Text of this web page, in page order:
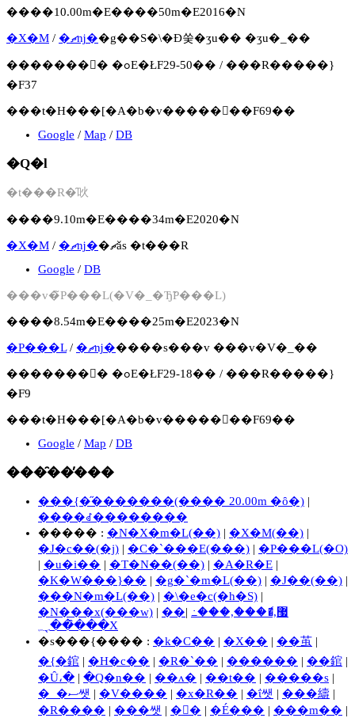
����10.00m�E����50m�E2016�N
�X�M / �ޗǌ��g��S�\�Ð쑺�ʒu�� �ʒu�_��
�������񍐏� �ߋE�ŁF29-50�� / ���R�����}
�F37
���t�H���[�A�b�v�����񍐏��F69��
Google / Map / DB
�Q�l
�t���R�̑吙
����9.10m�E����34m�E2020�N
�X�M / �ޗǌ�
�ޗǎs �t���R
Google / DB
���v�̃P���L(�V�_�Ђ̃P���L)
����8.54m�E����25m�E2023�N
�P���L/ �ޗǌ�����s���v ���v�V�_��
�������񍐏� �ߋE�ŁF29-18�� / ���R�����}
�F9
���t�H���[�A�b�v�����񍐏��F69��
Google / Map / DB
���̑��̕���
���{�̋�������(���� 20.00m �ȏ�) |
����ꂽ��������
����� : �N�X�m�L(��) | �X�M(��) |
�J�c��(�j) | �C�`���E(���) | �P���L(�O)
| �u�i�� | �T�N��(��) | �A�R�E |
�K�W���}�� | �g�`�m�L(��) | �J��(��) |
���N�m�L(��) | �\�e�c(�h�S) |
�N���x(���w) | ��޷,�ެ���,���߸ |
���̑��̖؁X
�s���{���� : �k�C�� | �X�� | ��茧 |
�{�錧 | �H�c�� | �R�`�� | ������ | ��錧 |
�Ȗ،� | �Q�n�� | ��ʌ� | ��t�� | �����s |
�_�ސ쌧 | �V���� | �x�R�� | �ΐ쌧 | ���䌧 |
�R���� | ���쌧 | �򕌌� | �É��� | ���m�� |